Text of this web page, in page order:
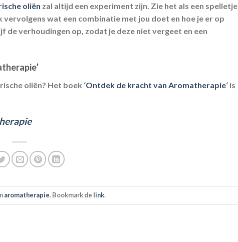
oliën zal altijd een experiment zijn. Zie het als een spelletje
wat een combinatie met jou doet en hoe je er op
de verhoudingen op, zodat je deze niet vergeet en een
oliën? Het boek ‘Ontdek de kracht van Aromatherapie‘ is
aromatherapie. Bookmark de link.